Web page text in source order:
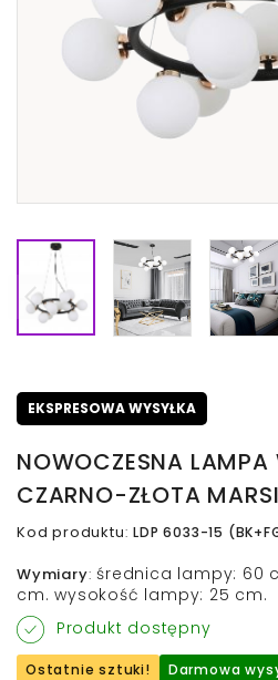
EKSPRESOWA WYSYŁKA
NOWOCZESNA
CZARNO-ZŁOTA
Kod produktu:LDP 6033-15
Wymiary: średnica lampy: 60
cm. wysokość lampy: 25 cm.
Produkt dostępny
Ostatnie sztuki! Darmowa